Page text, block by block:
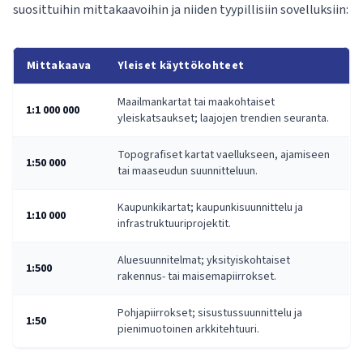
suosittuihin mittakaavoihin ja niiden tyypillisiin sovelluksiin:
Mittakaava Yleiset käyttökohteet
1:1 000 000
Maailmankartat tai maakohtaiset
yleiskatsaukset; laajojen trendien seuranta.
1:50 000
Topografiset kartat vaellukseen, ajamiseen
tai maaseudun suunnitteluun.
1:10 000
Kaupunkikartat; kaupunkisuunnittelu ja
infrastruktuuriprojektit.
1:500
Aluesuunnitelmat; yksityiskohtaiset
rakennus- tai maisemapiirrokset.
1:50
Pohjapiirrokset; sisustussuunnittelu ja
pienimuotoinen arkkitehtuuri.